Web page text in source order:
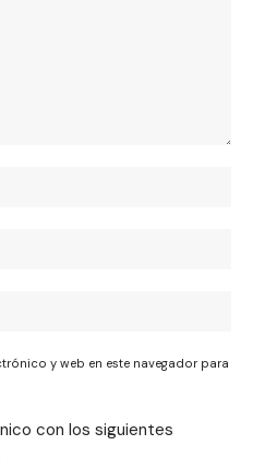
y web en este navegador para
con los siguientes